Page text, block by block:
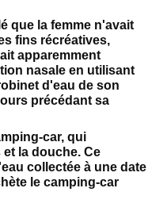
que la femme n'avait
fins récréatives,
apparemment
nasale en utilisant
d'eau de son
précédant sa
car, qui
la douche. Ce
collectée à une date
le camping-car